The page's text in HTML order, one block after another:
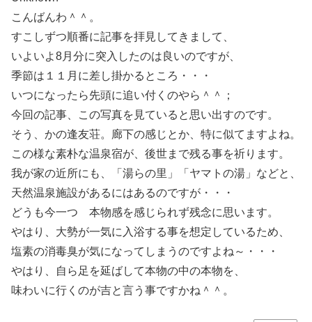
こんばんわ＾＾。
すこしずつ順番に記事を拝見してきまして、
いよいよ8月分に突入したのは良いのですが、
季節は１１月に差し掛かるところ・・・
いつになったら先頭に追い付くのやら＾＾；
今回の記事、この写真を見ていると思い出すのです。
そう、かの逢友荘。廊下の感じとか、特に似てますよね。
この様な素朴な温泉宿が、後世まで残る事を祈ります。
我が家の近所にも、「湯らの里」「ヤマトの湯」などと、
天然温泉施設があるにはあるのですが・・・
どうも今一つ 本物感を感じられず残念に思います。
やはり、大勢が一気に入浴する事を想定しているため、
塩素の消毒臭が気になってしまうのですよね～・・・
やはり、自ら足を延ばして本物の中の本物を、
味わいに行くのが吉と言う事ですかね＾＾。